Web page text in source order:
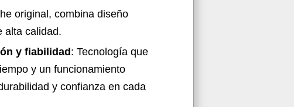
original, combina diseño
alta calidad.
y fiabilidad : Tecnología que
y un funcionamiento
y confianza en cada